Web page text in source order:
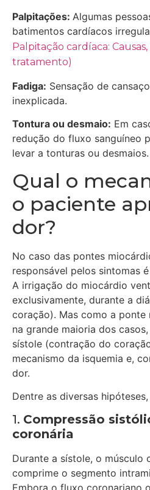
Palpitações: Algumas
batimentos cardíacos
Palpitação cardíaca:
tratamento)
Fadiga: Sensação de
inexplicada.
Tontura ou desmaio: Em
redução do fluxo sanguíneo
levar a tonturas ou desmaios.
Qual o
o paciente
dor?
No caso das pontes
responsável pelos sintomas
A irrigação do miocárdio
exclusivamente, durante a
coração). Mas como a ponte
na grande maioria dos
sístole (contração do
mecanismo da isquemia e,
dor.
Dentre as diversas
1. Compressão
coronária
Durante a sístole, o músculo
comprime o segmento